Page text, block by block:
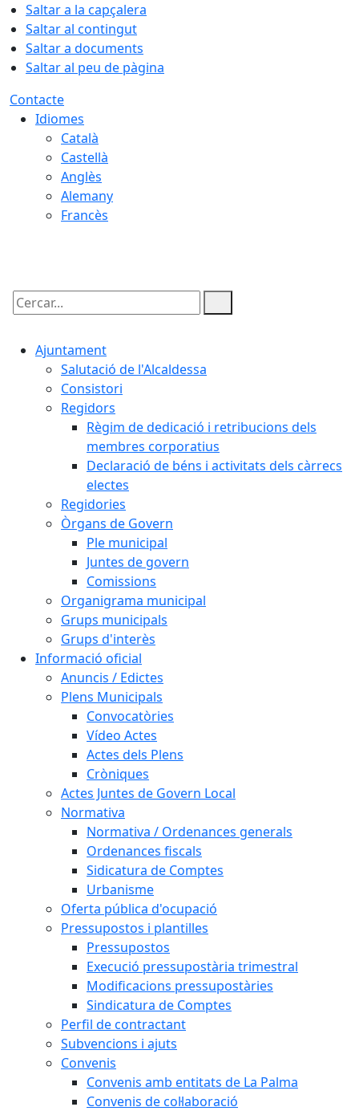
Saltar a la capçalera
Saltar al contingut
Saltar a documents
Saltar al peu de pàgina
Contacte
Idiomes
Català
Castellà
Anglès
Alemany
Francès
Cercar:
Ajuntament
Salutació de l'Alcaldessa
Consistori
Regidors
Règim de dedicació i retribucions dels
membres corporatius
Declaració de béns i activitats dels càrrecs
electes
Regidories
Òrgans de Govern
Ple municipal
Juntes de govern
Comissions
Organigrama municipal
Grups municipals
Grups d'interès
Informació oficial
Anuncis / Edictes
Plens Municipals
Convocatòries
Vídeo Actes
Actes dels Plens
Cròniques
Actes Juntes de Govern Local
Normativa
Normativa / Ordenances generals
Ordenances fiscals
Sidicatura de Comptes
Urbanisme
Oferta pública d'ocupació
Pressupostos i plantilles
Pressupostos
Execució pressupostària trimestral
Modificacions pressupostàries
Sindicatura de Comptes
Perfil de contractant
Subvencions i ajuts
Convenis
Convenis amb entitats de La Palma
Convenis de col·laboració